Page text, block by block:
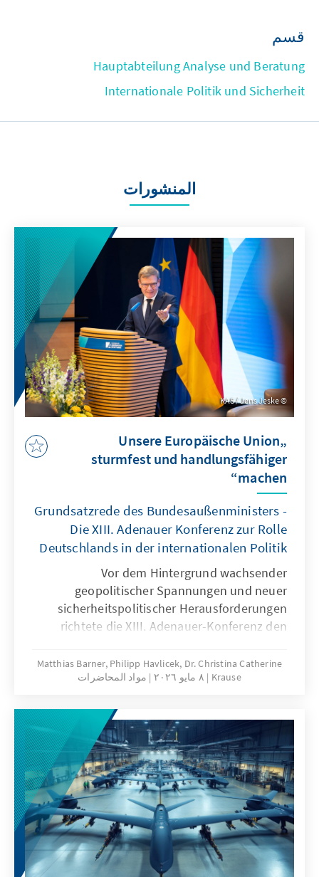
قسم
Hauptabteilung Analyse und Beratung
Internationale Politik und Sicherheit
المنشورات
KAS / Jens Jeske
„Unsere Europäische Union
sturmfest und handlungsfähiger
machen“
Grundsatzrede des Bundesaußenministers -
Die XIII. Adenauer Konferenz zur Rolle
Deutschlands in der internationalen Politik
Vor dem Hintergrund wachsender
geopolitischer Spannungen und neuer
sicherheitspolitischer Herausforderungen
richtete die XIII. Adenauer-Konferenz den
und die zukünftige strategische Ausrichtung
deutscher Außenpolitik. Zugleich markierte
Johann Wadephul und bot Anlass für eine
außenpolitische Grundsatzrede.
Matthias Barner, Philipp Havlicek, Dr. Christina Catherine
Krause
٨ مايو ٢٠٢٦ مواد المحاضرات